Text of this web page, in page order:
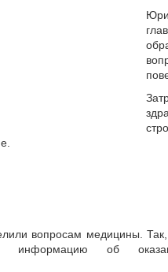
вопросам медицины.
об